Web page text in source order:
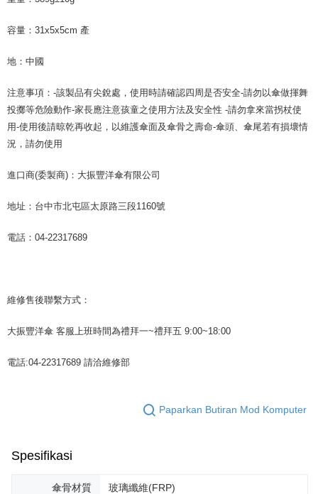
容量：31x5x5cm 產
地：中國
注意事項：-該製品有尖銳處，使用時請確認四周是否安全-請勿以傘做揮舞
投擲等危險動作-家長應注意孩童之使用方法及安全性 -請勿拿來當拐杖使
用-使用後請晾乾再收起，以維護傘面及傘骨之壽命-傘頭、傘尾若有損壞情
況，請勿使用
進口商(委製商)：大振豐洋傘有限公司
地址：台中市北屯區太原路三段1160號
電話：04-22317689
維修售後聯繫方式：
大振豐洋傘 客服上班時間為禮拜一~禮拜五 9:00~18:00
電話:04-22317689 請洽維修部
Paparkan Butiran Mod Komputer
Spesifikasi
傘骨材質 玻璃纖維(FRP)